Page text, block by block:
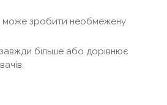
може зробити необмежену
завжди більше або дорівнює